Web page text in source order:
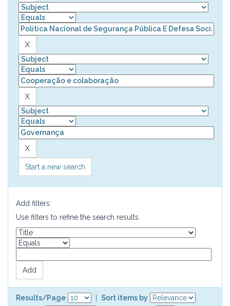
Start a new search
Add filters:
Use filters to refine the search results.
Results/Page
Sort items by